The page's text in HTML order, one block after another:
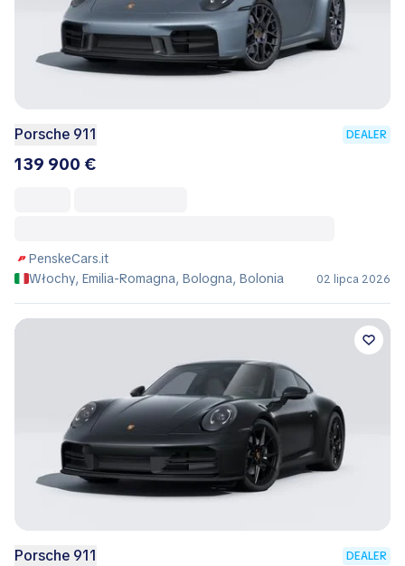
Porsche 911 DEALER
139 900 €
PenskeCars.it
Włochy, Emilia-Romagna, Bologna, Bolonia
02 lipca 2026
Porsche 911 DEALER